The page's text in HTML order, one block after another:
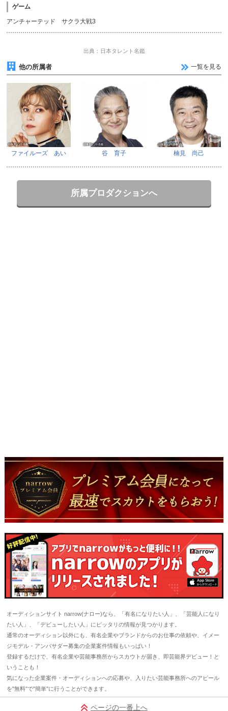
ゲーム
アンチャーテッド サクラ大戦3
出典：日本タレント名鑑
他の所属者 一覧を見る
ファイルーズ あい 谷 育子 楠見 尚己
所属プロダクションへ
オーディションサイト narrow(ナロー)なら、「有名になりたい人」、「芸能人になり
たい人」、「デビューしたい人」にピッタリの情報が見つかります。
通常のオーディション以外にも、有名企業やブランドからのお仕事の依頼や、イメー
ジモデル・アンバサダー募集の企業案件情報もいっぱい！
登録するだけで、有名企業や芸能事務所からスカウトが届き、即芸能界デビュー！と
いうことも！
気になった企業案件・オーディションへの応募や、入りたい芸能事務所へのアピール
を"無料"で"簡単"に行うことができます。
ページの一番上へ